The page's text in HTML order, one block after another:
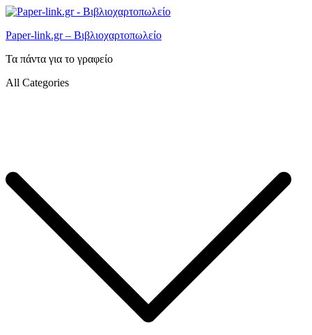
Paper-link.gr – Βιβλιοχαρτοπωλείο
Τα πάντα για το γραφείο
All Categories